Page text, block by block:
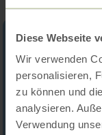
Diese Webseite
Wir verwenden
personalisieren,
zu können und
analysieren.
Verwendung